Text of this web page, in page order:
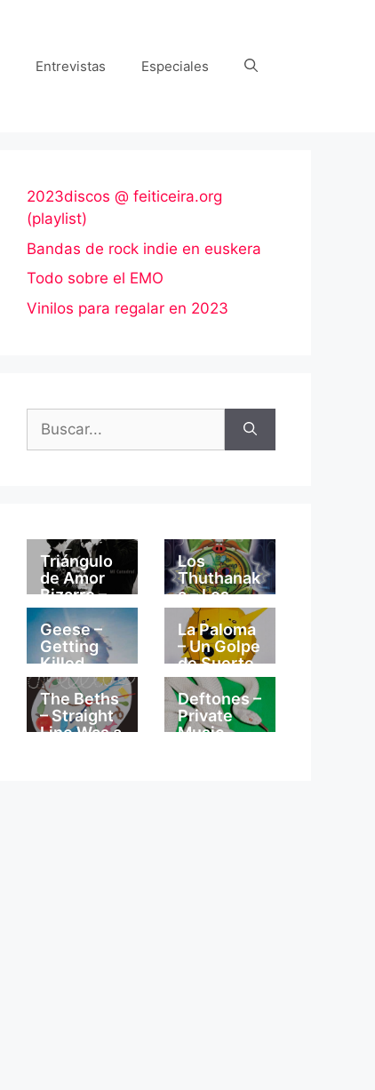
Entrevistas Especiales
2023discos @ feiticeira.org
(playlist)
Bandas de rock indie en euskera
Todo sobre el EMO
Vinilos para regalar en 2023
Triángulo
de Amor
Bizarro –
Mi
Catedral
Los
Thuthanak
a – Los
Thuthanak
a
Geese –
Getting
Killed
La Paloma
– Un Golpe
de Suerte
The Beths
– Straight
Line Was a
Deftones –
Private
Music